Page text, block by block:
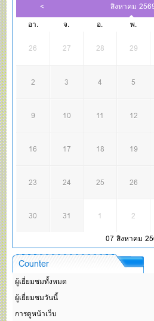
สิงหาคม
อา.
จ. อ. พ.
26 27 28 29
2 3 4 5
9 10 11 12
16 17 18 19
23 24 25 26
30 31 1 2
07 สิงหาคม
Counter
ผู้เยี่ยมชมทั้งหมด
ผู้เยี่ยมชมวันนี้
การดูหน้าเว็บ